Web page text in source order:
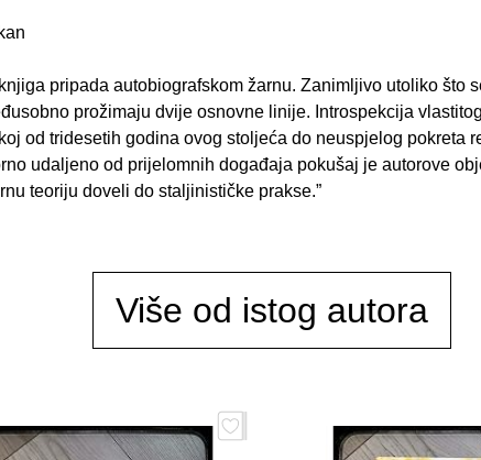
pripada autobiografskom žarnu. Zanimljivo utoliko
prožimaju dvije osnovne linije. Introspekcija
od tridesetih godina ovog stoljeća do neuspjelog
udaljeno od prijelomnih događaja pokušaj je autorove
teoriju doveli do staljinističke prakse.”
Više od istog autora